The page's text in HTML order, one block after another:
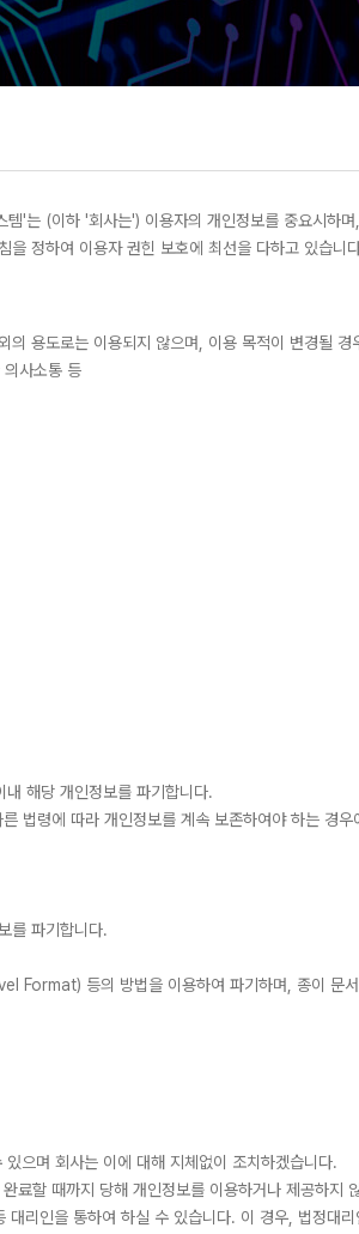
'는 (이하 '회사는') 이용자의 개인정보를 중요시
정하여 이용자 권힌 보호에 최선을 다하고 있습
용도로는 이용되지 않으며, 이용 목적이 변경될
사소통 등
해당 개인정보를 파기합니다.
법령에 따라 개인정보를 계속 보존하여야 하는 경
를 파기합니다.
Format) 등의 방법을 이용하여 파기하며, 종이 문
으며 회사는 이에 대해 지체없이 조치하겠습니다.
료할 때까지 당해 개인정보를 이용하거나 제공하지
리인을 통하여 하실 수 있습니다. 이 경우, 법정대